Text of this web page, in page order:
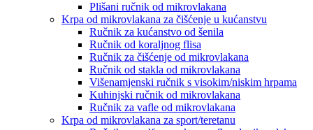
Plišani ručnik od mikrovlakana
Krpa od mikrovlakana za čišćenje u kućanstvu
Ručnik za kućanstvo od šenila
Ručnik od koraljnog flisa
Ručnik za čišćenje od mikrovlakana
Ručnik od stakla od mikrovlakana
Višenamjenski ručnik s visokim/niskim hrpama
Kuhinjski ručnik od mikrovlakana
Ručnik za vafle od mikrovlakana
Krpa od mikrovlakana za sport/teretanu